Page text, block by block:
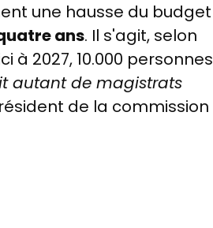
une hausse du budget
ans. Il s'agit, selon
à 2027, 10.000 personnes
autant de magistrats
de la commission